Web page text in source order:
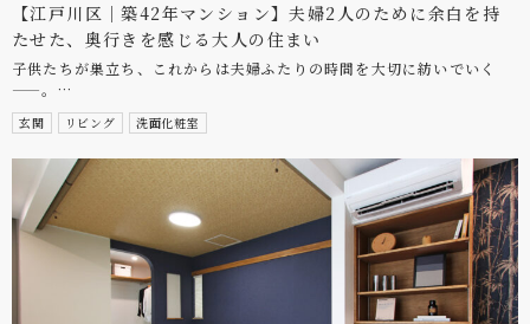
【江戸川区｜築42年マンション】夫婦2人のために余白を持
たせた、奥行きを感じる大人の住まい
子供たちが巣立ち、これからは夫婦ふたりの時間を大切に紡いでいく
——。…
玄関 リビング 洗面化粧室